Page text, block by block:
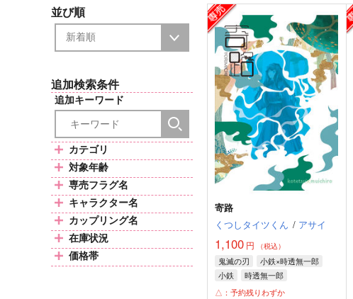
並び順
追加検索条件
追加キーワード
カテゴリ
対象年齢
専売フラグ名
キャラクター名
カップリング名
在庫状況
価格帯
寄路
くつしタイツくん / アサイ
1,100 円 （税込）
鬼滅の刃
小鉄×時透無一郎
小鉄
時透無一郎
△：予約残りわずか